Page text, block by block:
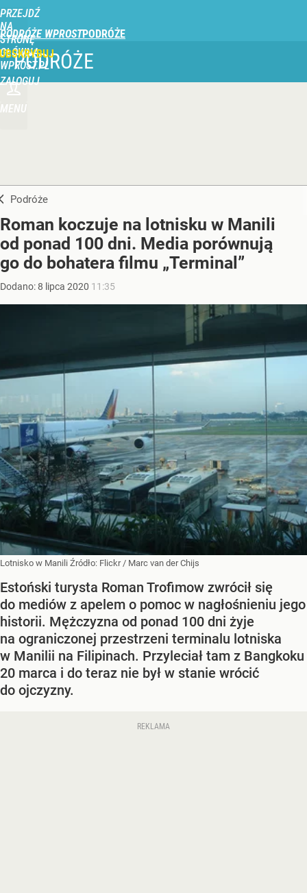
PRZEJDŹ
NA
STRONĘ
GŁÓWNĄ
WPROST.PL
PODRÓŻE WPROST
ZALOGUJ
MENU
PODRÓŻE
Podróże
Roman koczuje na lotnisku w Manili
od ponad 100 dni. Media porównują
go do bohatera filmu „Terminal”
Dodano:8 lipca 2020 11:35
Lotnisko w Manili Źródło: Flickr/ Marc van der Chijs
Estoński turysta Roman Trofimow zwrócił się
do mediów z apelem o pomoc w nagłośnieniu jego
historii. Mężczyzna od ponad 100 dni żyje
na ograniczonej przestrzeni terminalu lotniska
w Manilii na Filipinach. Przyleciał tam z Bangkoku
20 marca i do teraz nie był w stanie wrócić
do ojczyzny.